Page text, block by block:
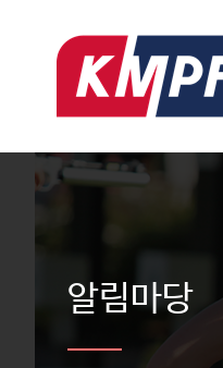
알림마당